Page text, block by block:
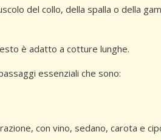
del collo, della spalla o della
è adatto a cotture lunghe.
essenziali che sono:
con vino, sedano, carota e